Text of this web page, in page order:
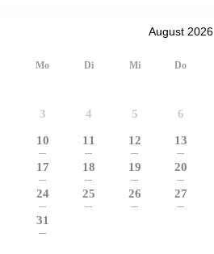
August 2026
Mo Di Mi Do
3 4 5 6
10
---
11
---
12
---
13
---
17
---
18
---
19
---
20
---
24
---
25
---
26
---
27
---
31
---